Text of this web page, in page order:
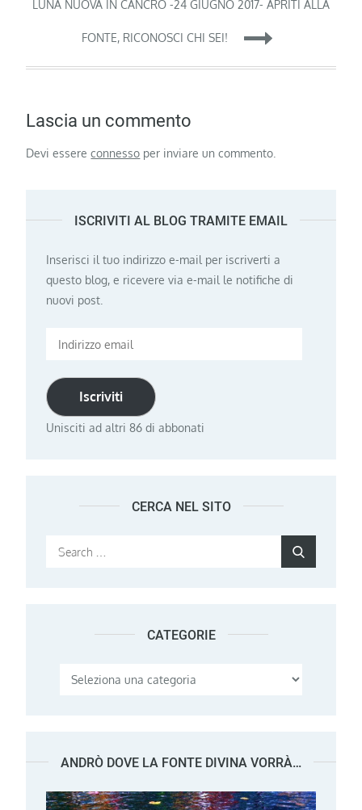
LUNA NUOVA IN CANCRO -24 GIUGNO 2017- APRITI ALLA
FONTE, RICONOSCI CHI SEI!
Lascia un commento
Devi essereconnesso per inviare un commento.
ISCRIVITI AL BLOG TRAMITE EMAIL
Inserisci il tuo indirizzo e-mail per iscriverti a
questo blog, e ricevere via e-mail le notifiche di
nuovi post.
Indirizzo
Iscriviti
Unisciti ad altri 86 di abbonati
CERCA NEL SITO
Search
CATEGORIE
Categorie
ANDRÒ DOVE LA FONTE DIVINA VORRÀ…